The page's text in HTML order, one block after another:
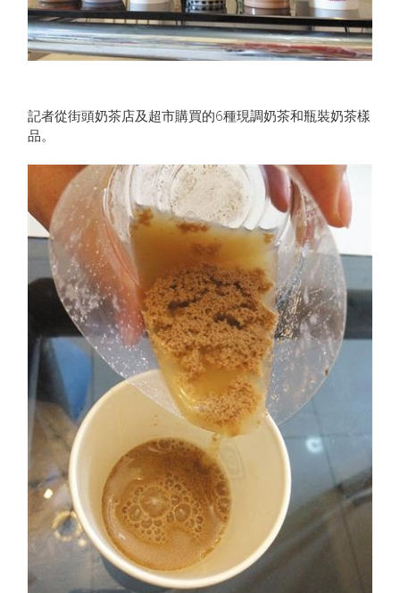
記者從街頭奶茶店及超市購買的6種現調奶茶和瓶裝奶茶樣
品。